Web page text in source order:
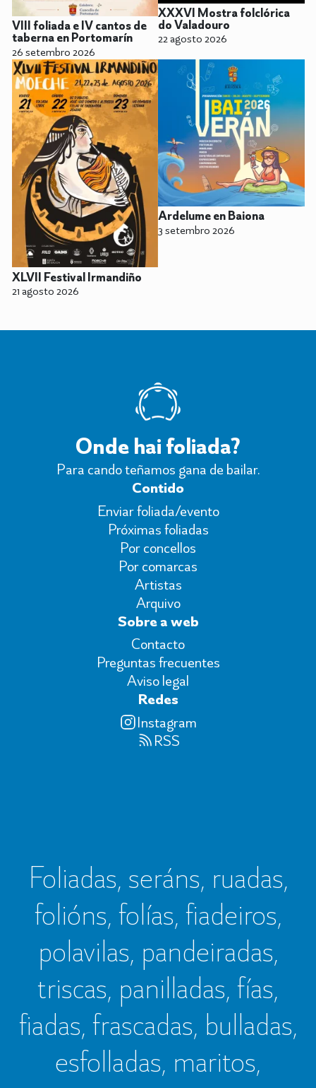
VIII foliada e IV cantos de
taberna en Portomarín
26 setembro 2026
XXXVI Mostra folclórica
do Valadouro
22 agosto 2026
XLVII Festival Irmandiño
21 agosto 2026
Ardelume en Baiona
3 setembro 2026
Onde hai foliada?
Para cando teñamos gana de bailar.
Contido
Enviar foliada/evento
Próximas foliadas
Por concellos
Por comarcas
Artistas
Arquivo
Sobre a web
Contacto
Preguntas frecuentes
Aviso legal
Redes
Instagram
RSS
Foliadas, seráns, ruadas,
folións, folías, fiadeiros,
polavilas, pandeiradas,
triscas, panilladas, fías,
fiadas, frascadas, bulladas,
esfolladas, maritos,